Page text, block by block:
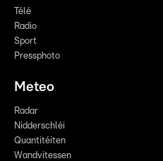
Télé
Radio
Sport
Pressphoto
Meteo
Radar
Nidderschléi
Quantitéiten
Wandvitessen